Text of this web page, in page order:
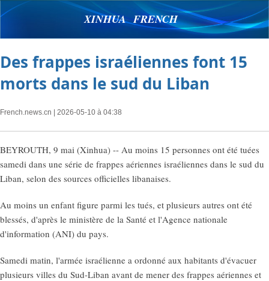
XINHUA FRENCH
Des frappes israéliennes font 15
morts dans le sud du Liban
French.news.cn | 2026-05-10 à 04:38
BEYROUTH, 9 mai (Xinhua) -- Au moins 15 personnes ont été tuées
samedi dans une série de frappes aériennes israéliennes dans le sud du
Liban, selon des sources officielles libanaises.
Au moins un enfant figure parmi les tués, et plusieurs autres ont été
blessés, d'après le ministère de la Santé et l'Agence nationale
d'information (ANI) du pays.
Samedi matin, l'armée israélienne a ordonné aux habitants d'évacuer
plusieurs villes du Sud-Liban avant de mener des frappes aériennes et